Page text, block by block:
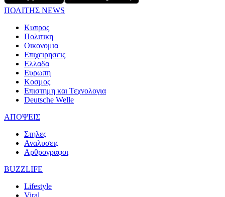
ΠΟΛΙΤΗΣ NEWS
Κυπρος
Πολιτικη
Οικονομια
Επιχειρησεις
Ελλαδα
Ευρωπη
Κοσμος
Επιστημη και Τεχνολογια
Deutsche Welle
ΑΠΟΨΕΙΣ
Στηλες
Αναλυσεις
Αρθρογραφοι
BUZZLIFE
Lifestyle